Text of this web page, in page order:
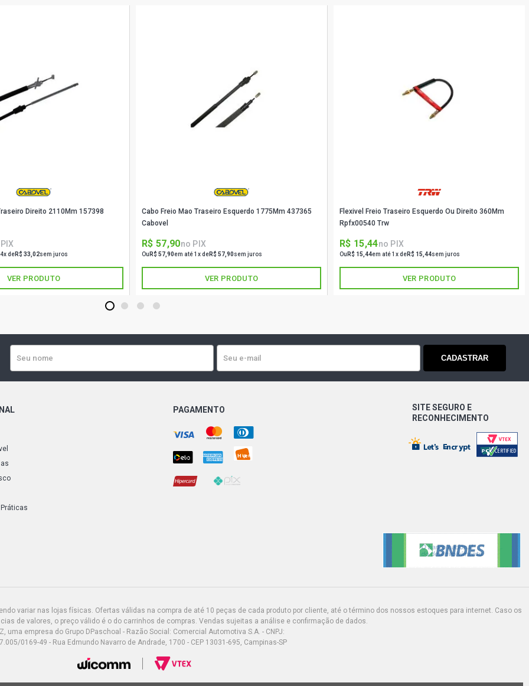
Direito 2110Mm 157398
deR$ 33,02sem juros
VER PRODUTO
Cabo Freio Mao Traseiro Esquerdo 1775Mm 437365
Cabovel
R$ 57,90no PIX
Ou R$ 57,90em até 1x deR$ 57,90sem juros
VER PRODUTO
Flexivel Freio Traseiro Esquerdo Ou Direito 360Mm
Rpfx00540 Trw
R$ 15,44no PIX
Ou R$ 15,44em até 1x deR$ 15,44sem juros
VER PRODUTO
1 2 3 4
CADASTRAR
PAGAMENTO
SITE SEGURO E
RECONHECIMENTO
variar nas lojas físicas. Ofertas válidas na compra de até 10 peças de cada produto por cliente, até o término dos nossos estoques para internet. Caso os
de valores, o preço válido é o do carrinhos de compras. Vendas sujeitas a análise e confirmação de dados.
uma empresa do Grupo DPaschoal - Razão Social: Comercial Automotiva S.A. - CNPJ:
0169-49 - Rua Edmundo Navarro de Andrade, 1700 - CEP 13031-695, Campinas-SP